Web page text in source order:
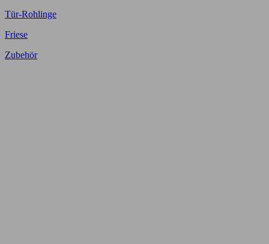
Tür-Rohlinge
Friese
Zubehör